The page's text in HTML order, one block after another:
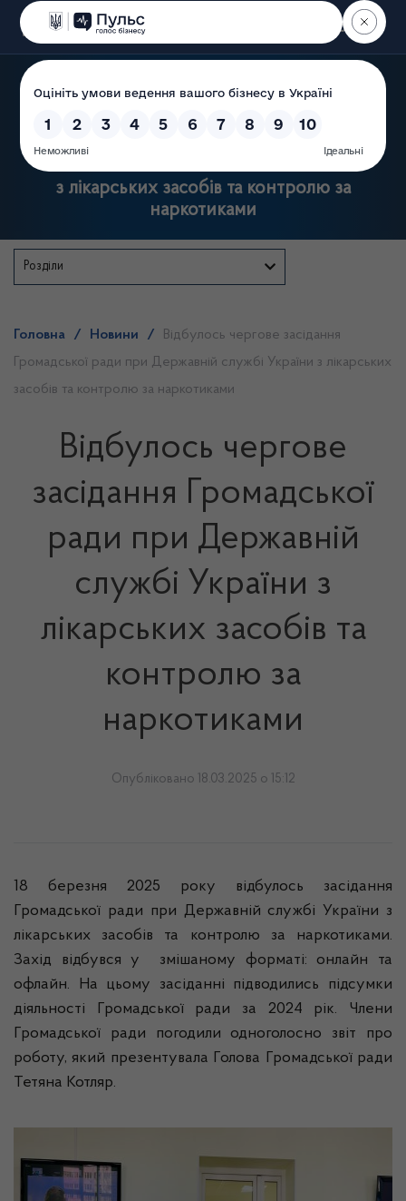
Пошук
Державна служба України
з лікарських засобів та контролю за
наркотиками
Розділи
Головна / Новини /
Відбулось чергове засідання
Громадської ради при Державній службі України з лікарських
засобів та контролю за наркотиками
Відбулось чергове
засідання Громадської
ради при Державній
службі України з
лікарських засобів та
контролю за
наркотиками
Опубліковано 18.03.2025 о 15:12
18 березня 2025 року відбулось засідання
Громадської ради при Державній службі України з
лікарських засобів та контролю за наркотиками.
Захід відбувся у змішаному форматі: онлайн та
офлайн. На цьому засіданні підводились підсумки
діяльності Громадської ради за 2024 рік. Члени
Громадської ради погодили одноголосно звіт про
роботу, який презентувала Голова Громадської ради
Тетяна Котляр.